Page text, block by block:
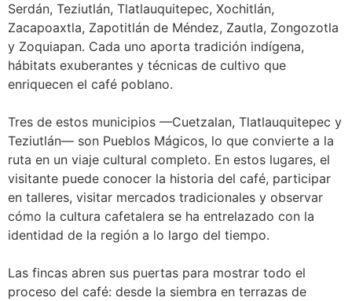
Serdán, Teziutlán, Tlatlauquitepec, Xochitlán,
Zacapoaxtla, Zapotitlán de Méndez, Zautla, Zongozotla
y Zoquiapan. Cada uno aporta tradición indígena,
hábitats exuberantes y técnicas de cultivo que
enriquecen el café poblano.
Tres de estos municipios —Cuetzalan, Tlatlauquitepec y
Teziutlán— son Pueblos Mágicos, lo que convierte a la
ruta en un viaje cultural completo. En estos lugares, el
visitante puede conocer la historia del café, participar
en talleres, visitar mercados tradicionales y observar
cómo la cultura cafetalera se ha entrelazado con la
identidad de la región a lo largo del tiempo.
Las fincas abren sus puertas para mostrar todo el
proceso del café: desde la siembra en terrazas de